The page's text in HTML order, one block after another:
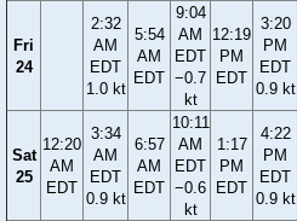
Fri
24
2:32
AM
EDT
1.0 kt
5:54
AM
EDT
9:04
AM
EDT
−0.7
kt
12:19
PM
EDT
3:20
PM
EDT
0.9 kt
Sat
25
12:20
AM
EDT
3:34
AM
EDT
0.9 kt
6:57
AM
EDT
10:11
AM
EDT
−0.6
kt
1:17
PM
EDT
4:22
PM
EDT
0.9 kt